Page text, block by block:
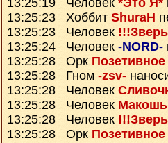
13:25:19 Человек *Это Я*
13:25:23 Хоббит ShuraH
13:25:23 Человек
13:25:24 Человек -NORD-
13:25:28 Орк
13:25:28 Гном -zsv-
13:25:28 Человек
13:25:28 Человек Макошь
13:25:28 Человек
13:25:28 Орк